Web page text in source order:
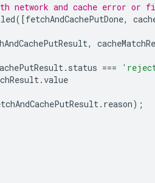
network and cache error or
([fetchAndCachePutDone,
,
. status ===
.value
. reason);